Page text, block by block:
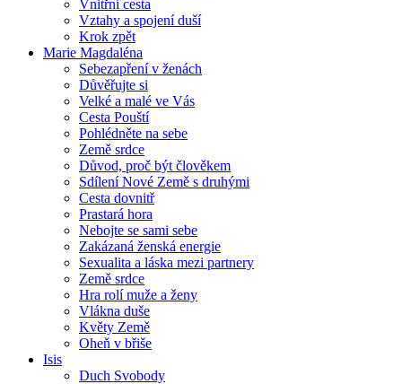
Vnitřní cesta
Vztahy a spojení duší
Krok zpět
Marie Magdaléna
Sebezapření v ženách
Důvěřujte si
Velké a malé ve Vás
Cesta Pouští
Pohlédněte na sebe
Země srdce
Důvod, proč být člověkem
Sdílení Nové Země s druhými
Cesta dovnitř
Prastará hora
Nebojte se sami sebe
Zakázaná ženská energie
Sexualita a láska mezi partnery
Země srdce
Hra rolí muže a ženy
Vlákna duše
Květy Země
Oheň v břiše
Isis
Duch Svobody